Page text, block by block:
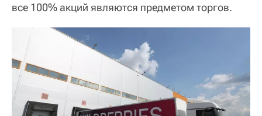
все 100% акций являются предметом торгов.